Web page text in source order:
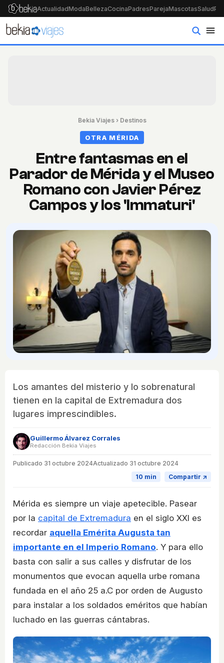
ActualidadModaBellezaCocinaPadresParejaMascotasSalud
Bekia Viajes› Destinos
OTRA MÉRIDA
Entre fantasmas en el
Parador de Mérida y el Museo
Romano con Javier Pérez
Campos y los 'Immaturi'
Los amantes del misterio y lo sobrenatural
tienen en la capital de Extremadura dos
lugares imprescindibles.
Guillermo Álvarez Corrales
Redacción Bekia Viajes
Publicado 31 octubre 2024Actualizado 31 octubre 2024
10 min
Compartir ↗
Mérida es siempre un viaje apetecible. Pasear
por la capital de Extremadura en el siglo XXI es
recordar aquella Emérita Augusta tan
importante en el Imperio Romano. Y para ello
basta con salir a sus calles y disfrutar de los
monumentos que evocan aquella urbe romana
fundada en el año 25 a.C por orden de Augusto
para instalar a los soldados eméritos que habían
luchado en las guerras cántabras.